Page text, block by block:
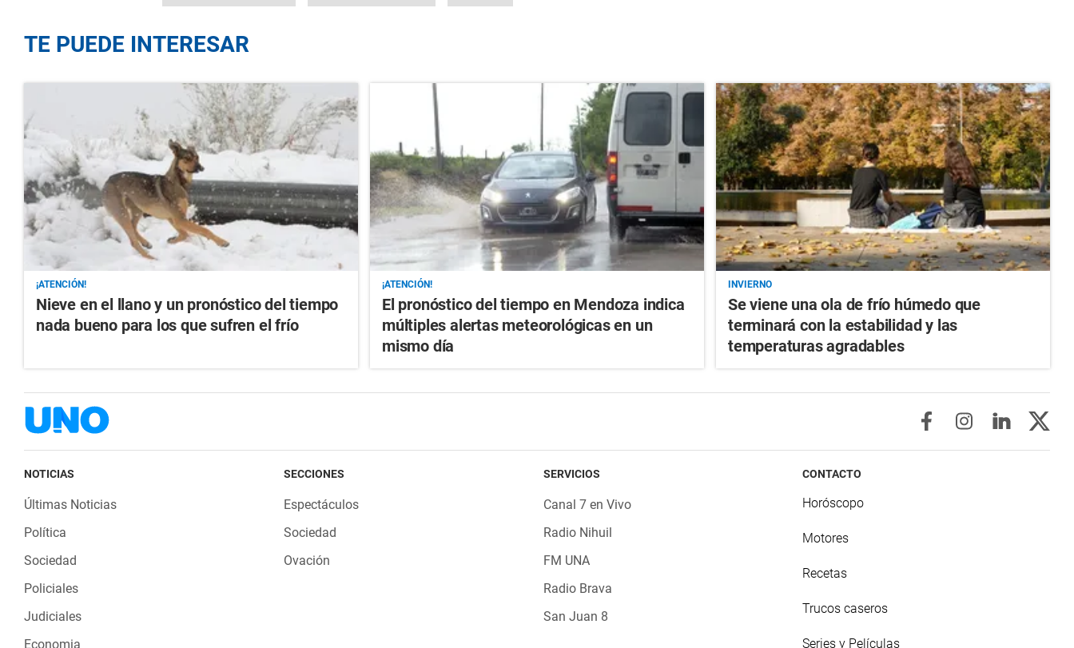
TE PUEDE INTERESAR
¡ATENCIÓN!
Nieve en el llano y un pronóstico del tiempo
nada bueno para los que sufren el frío
¡ATENCIÓN!
El pronóstico del tiempo en Mendoza indica
múltiples alertas meteorológicas en un
mismo día
INVIERNO
Se viene una ola de frío húmedo que
terminará con la estabilidad y las
temperaturas agradables
NOTICIAS
Últimas Noticias
Política
Sociedad
Policiales
Judiciales
Economia
SECCIONES
Espectáculos
Sociedad
Ovación
SERVICIOS
Canal 7 en Vivo
Radio Nihuil
FM UNA
Radio Brava
San Juan 8
CONTACTO
Horóscopo
Motores
Recetas
Trucos caseros
Series y Películas